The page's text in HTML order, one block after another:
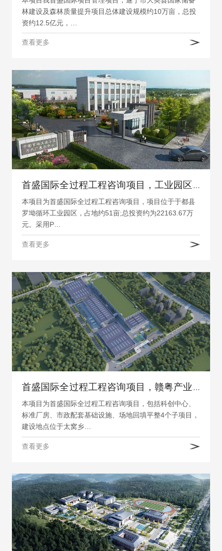
林建设及森林质量提升项目总体建设规模约10万亩，总投
资约12.5亿元，…
查看更多
首盛国际全过程工程咨询项目，工业园区罗坳工业小区污水处理厂及配套管网设施
本项目为首盛国际全过程工程咨询项目，项目位于于都县
罗坳循环工业园区，占地约51亩;总投资约为22163.67万
元。采用P…
查看更多
首盛国际全过程工程咨询项目，赣粤产业合作区（南康片区）标准厂房及配套基础设施项目一期
本项目为首盛国际全过程工程咨询项目，包括科创中心、
标准厂房、市政配套基础设施、场地回填平整4个子项目，
建设地点位于太窝乡…
查看更多